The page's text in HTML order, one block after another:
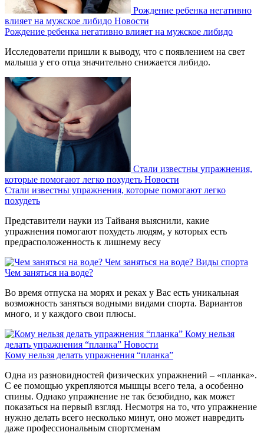
Рождение ребенка негативно
влияет на мужское либидо Новости
Рождение ребенка негативно влияет на мужское либидо
Исследователи пришли к выводу, что с появлением на свет
малыша у его отца значительно снижается либидо.
Стали известны упражнения,
которые помогают легко похудеть Новости
Стали известны упражнения, которые помогают легко
похудеть
Представители науки из Тайваня выяснили, какие
упражнения помогают похудеть людям, у которых есть
предрасположенность к лишнему весу
Чем заняться на воде? Виды спорта
Чем заняться на воде?
Во время отпуска на морях и реках у Вас есть уникальная
возможность заняться водными видами спорта. Вариантов
много, и у каждого свои плюсы.
Кому нельзя
делать упражнения “планка” Новости
Кому нельзя делать упражнения “планка”
Одна из разновидностей физических упражнений – «планка».
С ее помощью укрепляются мышцы всего тела, а особенно
спины. Однако упражнение не так безобидно, как может
показаться на первый взгляд. Несмотря на то, что упражнение
нужно делать всего несколько минут, оно может навредить
даже профессиональным спортсменам